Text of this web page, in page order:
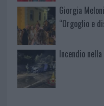
Giorgia
“Orgoglio e
Incendio